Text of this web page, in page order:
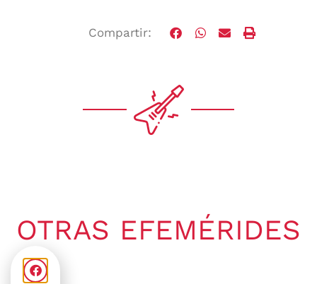
Compartir:
OTRAS EFEMÉRIDES